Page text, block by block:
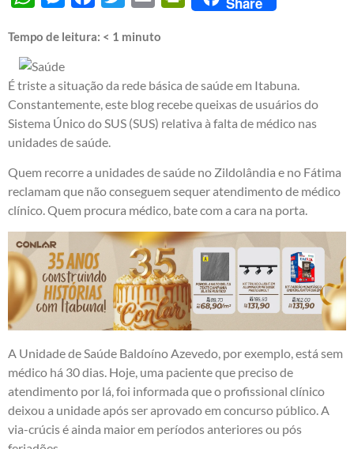
Tempo de leitura: < 1 minuto
É triste a situação da rede básica de saúde em Itabuna.
Constantemente, este blog recebe queixas de usuários do
Sistema Único do SUS (SUS) relativa à falta de médico nas
unidades de saúde.
Quem recorre a unidades de saúde no Zildolândia e no Fátima
reclamam que não conseguem sequer atendimento de médico
clínico. Quem procura médico, bate com a cara na porta.
A Unidade de Saúde Baldoíno Azevedo, por exemplo, está sem
médico há 30 dias. Hoje, uma paciente que preciso de
atendimento por lá, foi informada que o profissional clínico
deixou a unidade após ser aprovado em concurso público. A
via-crúcis é ainda maior em períodos anteriores ou pós